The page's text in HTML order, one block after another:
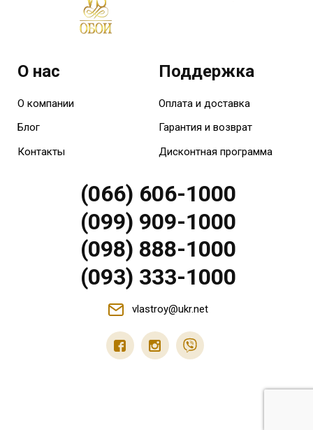
О нас
О компании
Блог
Контакты
Поддержка
Оплата и доставка
Гарантия и возврат
Дисконтная программа
(066) 606-1000
(099) 909-1000
(098) 888-1000
(093) 333-1000
vlastroy@ukr.net